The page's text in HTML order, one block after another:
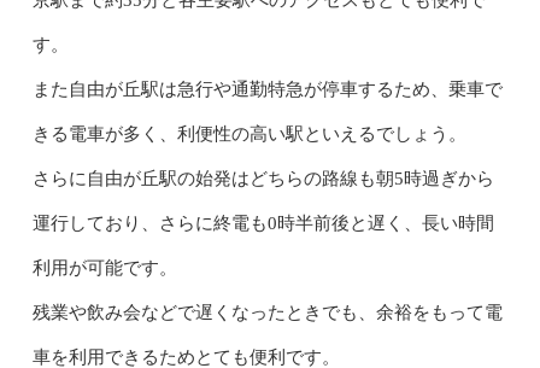
す。
また自由が丘駅は急行や通勤特急が停車するため、乗車で
きる電車が多く、利便性の高い駅といえるでしょう。
さらに自由が丘駅の始発はどちらの路線も朝5時過ぎから
運行しており、さらに終電も0時半前後と遅く、長い時間
利用が可能です。
残業や飲み会などで遅くなったときでも、余裕をもって電
車を利用できるためとても便利です。